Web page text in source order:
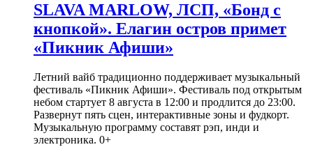
SLAVA MARLOW, ЛСП, «Бонд с
кнопкой». Елагин остров примет
«Пикник Афиши»
Летний вайб традиционно поддерживает музыкальный
фестиваль «Пикник Афиши». Фестиваль под открытым
небом стартует 8 августа в 12:00 и продлится до 23:00.
Развернут пять сцен, интерактивные зоны и фудкорт.
Музыкальную программу составят рэп, инди и
электроника. 0+